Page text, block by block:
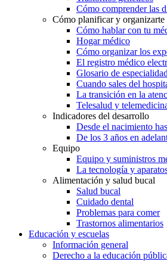
Cómo comprender las
Cómo planificar y organizarte
Cómo hablar con tu
Hogar médico
Cómo organizar los
El registro médico
Glosario de
Cuando sales del
La transición en la
Telesalud y
Indicadores del desarrollo
Desde el nacimiento
De los 3 años en
Equipo
Equipo y suministros
La tecnología y
Alimentación y salud bucal
Salud bucal
Cuidado dental
Problemas para comer
Trastornos alimentarios
Educación y escuelas
Información general
Derecho a la educación